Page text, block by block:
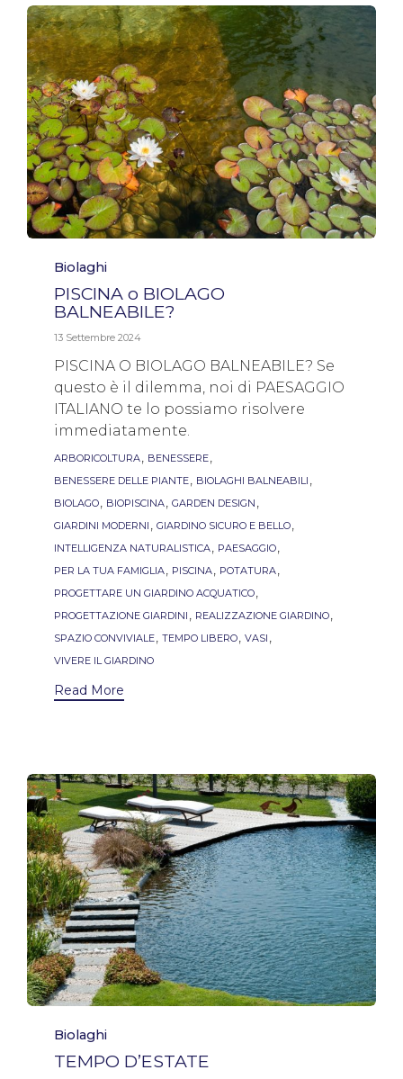
Category
Biolaghi
PISCINA o BIOLAGO
BALNEABILE?
13 Settembre 2024
PISCINA O BIOLAGO BALNEABILE? Se
questo è il dilemma, noi di PAESAGGIO
ITALIANO te lo possiamo risolvere
immediatamente.
Tags
ARBORICOLTURA, BENESSERE,
BENESSERE DELLE PIANTE, BIOLAGHI BALNEABILI ,
BIOLAGO, BIOPISCINA, GARDEN DESIGN ,
GIARDINI MODERNI , GIARDINO SICURO E BELLO,
INTELLIGENZA NATURALISTICA, PAESAGGIO,
PER LA TUA FAMIGLIA, PISCINA, POTATURA,
PROGETTARE UN GIARDINO ACQUATICO,
PROGETTAZIONE GIARDINI , REALIZZAZIONE GIARDINO,
SPAZIO CONVIVIALE, TEMPO LIBERO, VASI ,
VIVERE IL GIARDINO
Read More
Category
Biolaghi
TEMPO D’ESTATE